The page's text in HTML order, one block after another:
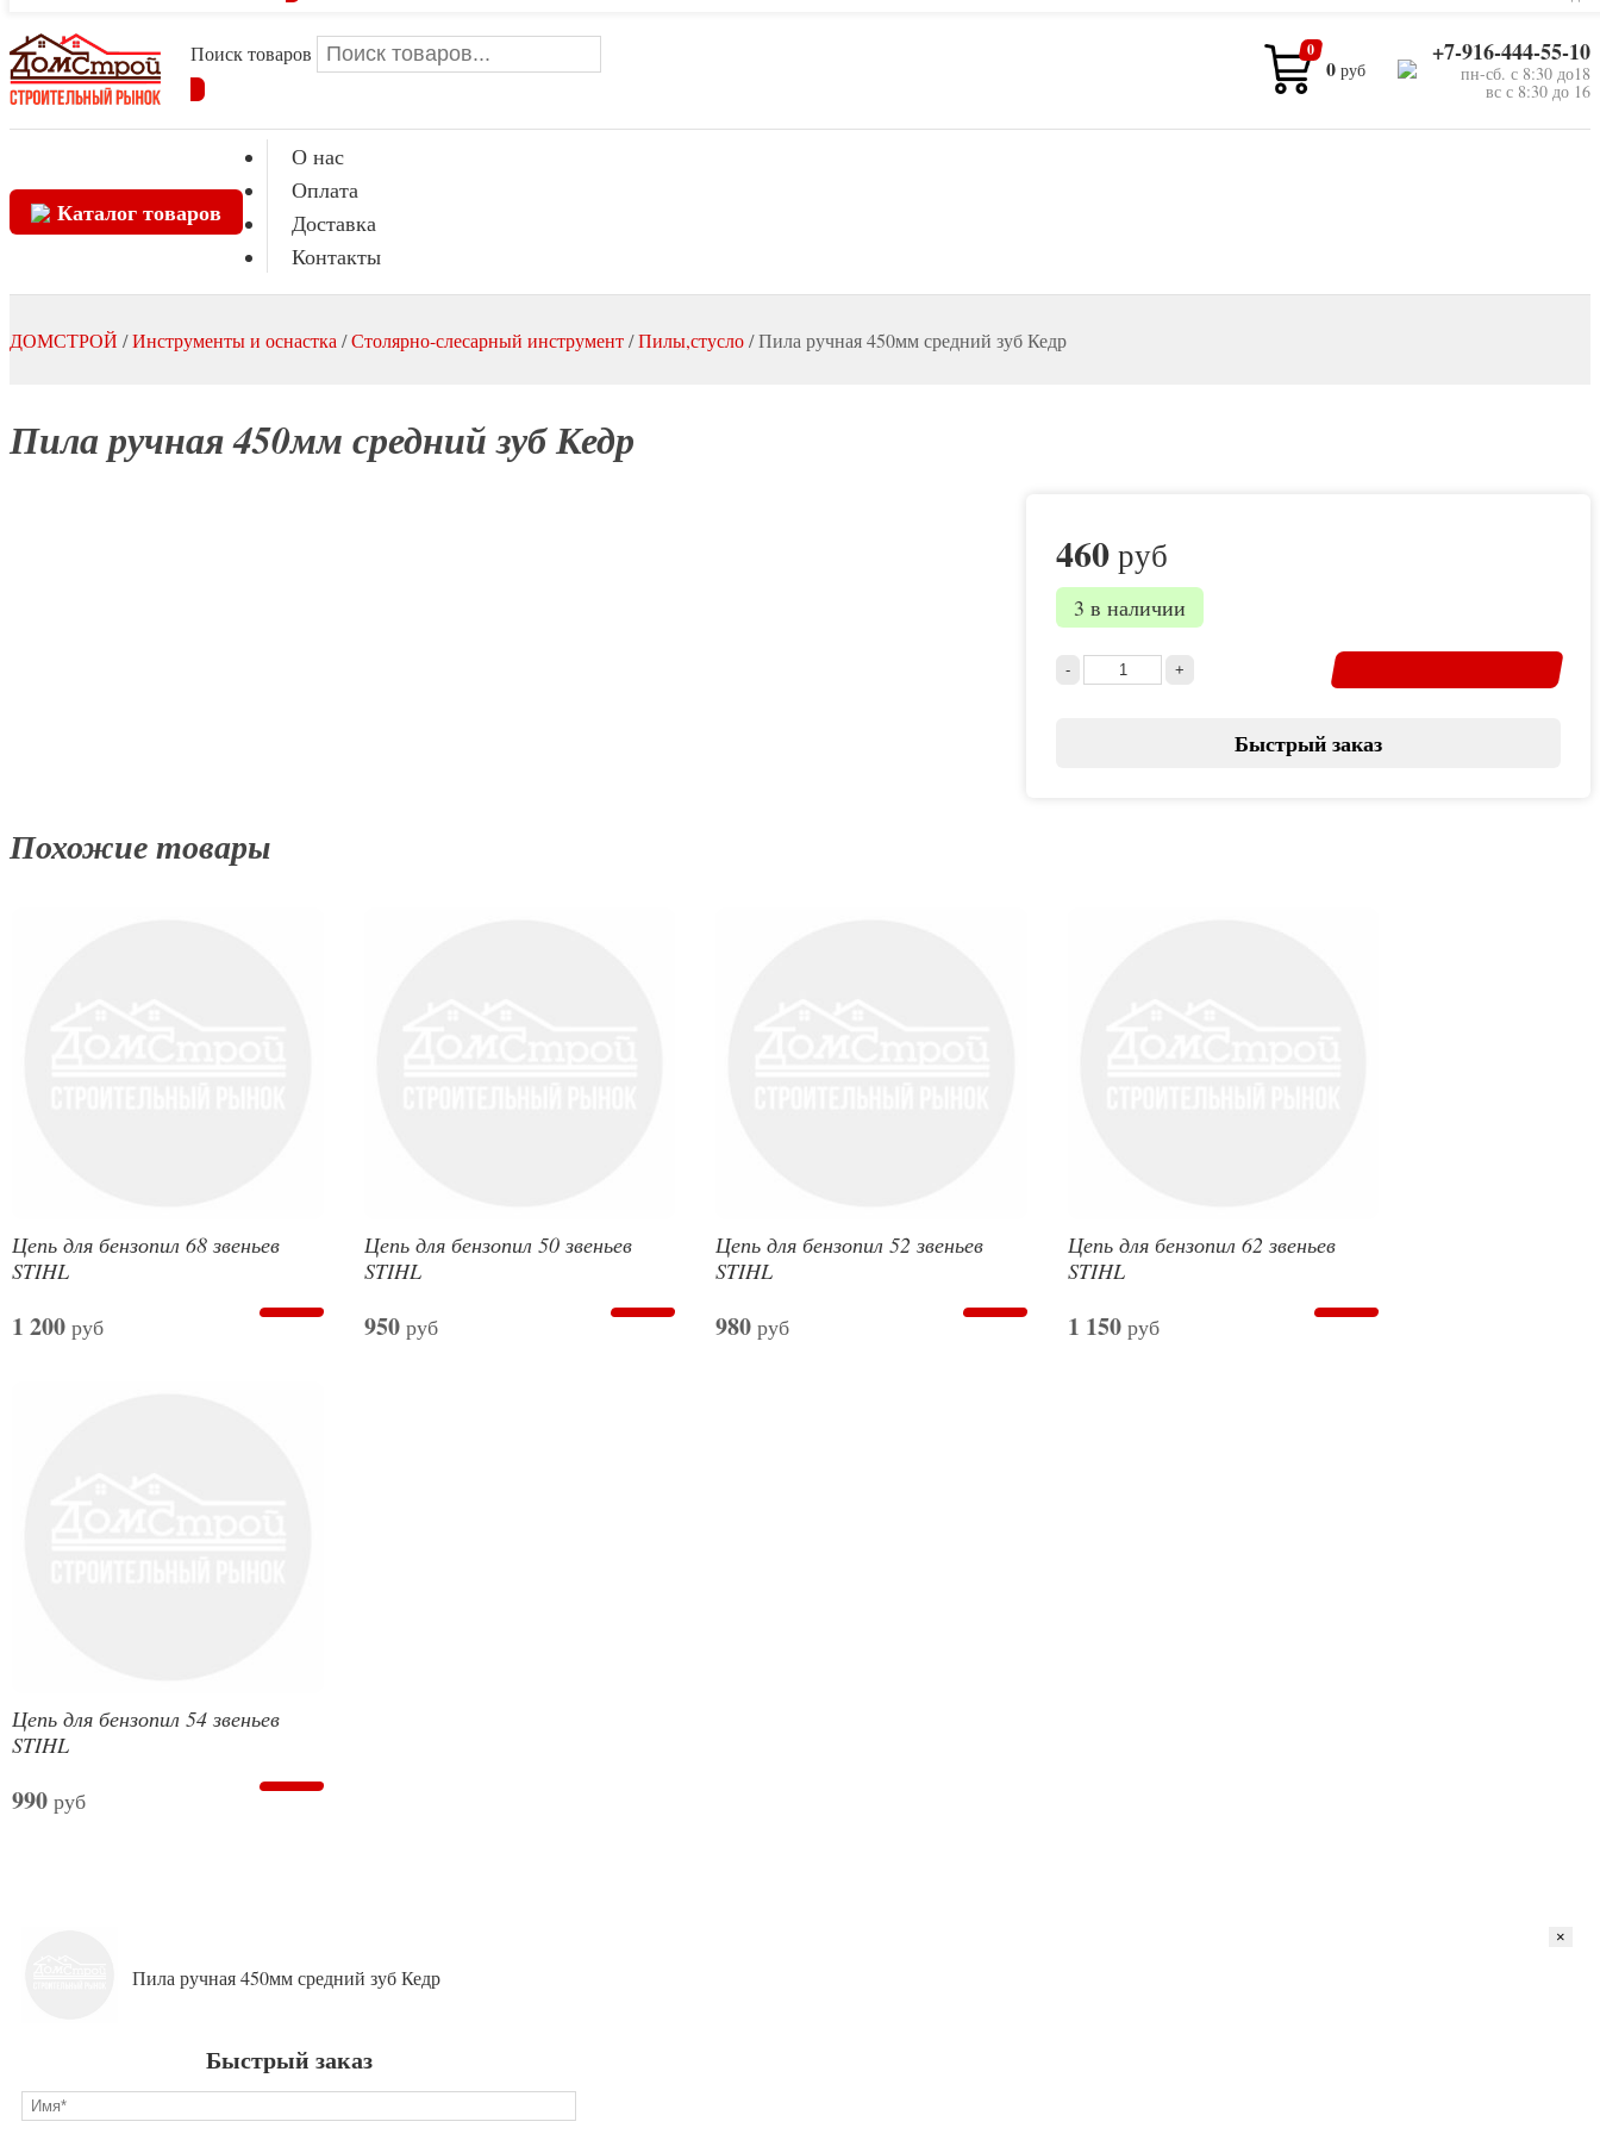
Поиск товаров 0
0 руб
+7-916-444-55-10
пн-сб. с 8:30 до18
вс с 8:30 до 16
Каталог товаров
О нас
Оплата
Доставка
Контакты
ДОМСТРОЙ /Инструменты и оснастка /Столярно-слесарный инструмент/Пилы,стусло/Пила ручная 450мм средний зуб Кедр
Пила ручная 450мм средний зуб Кедр
460руб
3 в наличии
Быстрый заказ
Похожие товары
Цепь для бензопил 68 звеньев
STIHL
1 200 руб
Цепь для бензопил 50 звеньев
STIHL
950руб
Цепь для бензопил 52 звеньев
STIHL
980 руб
Цепь для бензопил 62 звеньев
STIHL
1 150руб
Цепь для бензопил 54 звеньев
STIHL
990 руб
×
Пила ручная 450мм средний зуб Кедр
Быстрый заказ